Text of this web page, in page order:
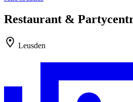
Restaurant &
Leusden